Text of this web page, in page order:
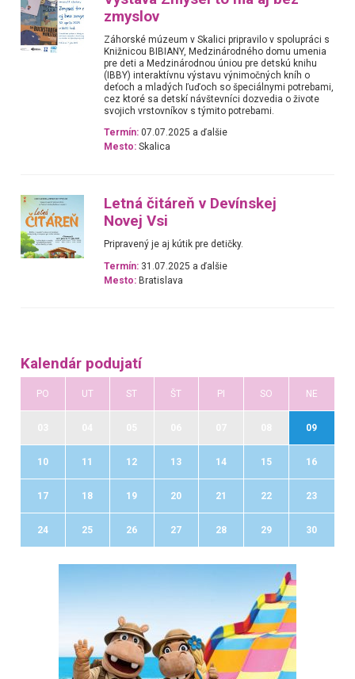
zmyslov
Záhorské múzeum v Skalici pripravilo v spolupráci s
Knižnicou BIBIANY, Medzinárodného domu umenia
pre deti a Medzinárodnou úniou pre detskú knihu
(IBBY) interaktívnu výstavu výnimočných kníh o
deťoch a mladých ľuďoch so špeciálnymi potrebami,
cez ktoré sa detskí návštevníci dozvedia o živote
svojich vrstovníkov s týmito potrebami.
Termín: 07.07.2025 a ďalšie
Mesto: Skalica
Letná čitáreň v Devínskej
Novej Vsi
Pripravený je aj kútik pre detičky.
Termín: 31.07.2025 a ďalšie
Mesto: Bratislava
Kalendár podujatí
PO UT ST ŠT PI SO NE
09
10 11 12 13 14 15 16
17 18 19 20 21 22 23
24 25 26 27 28 29 30